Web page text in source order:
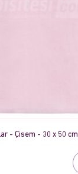
- Çisem - 30 x 50 cm